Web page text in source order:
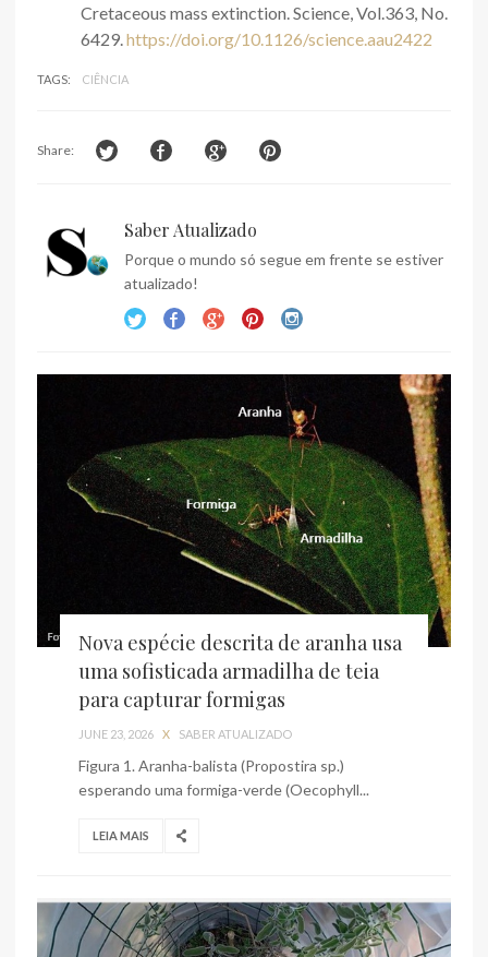
Cretaceous mass extinction. Science, Vol.363, No.
6429.https://doi.org/10.1126/science.aau2422
TAGS: CIÊNCIA
Share:
Saber Atualizado
Porque o mundo só segue em frente se estiver
atualizado!
Nova espécie descrita de aranha usa
uma sofisticada armadilha de teia
para capturar formigas
JUNE 23, 2026 X SABER ATUALIZADO
Figura 1. Aranha-balista (Propostira sp.)
esperando uma formiga-verde (Oecophyll...
LEIA MAIS